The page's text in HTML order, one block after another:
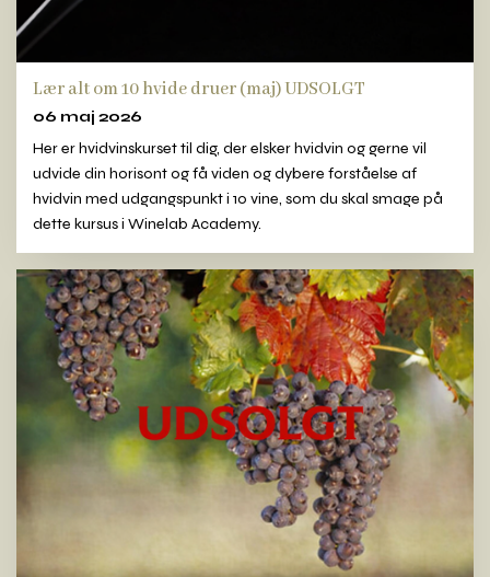
Lær alt om 10 hvide druer (maj) UDSOLGT
06 maj 2026
Her er hvidvinskurset til dig, der elsker hvidvin og gerne vil
udvide din horisont og få viden og dybere forståelse af
hvidvin med udgangspunkt i 10 vine, som du skal smage på
dette kursus i Winelab Academy.